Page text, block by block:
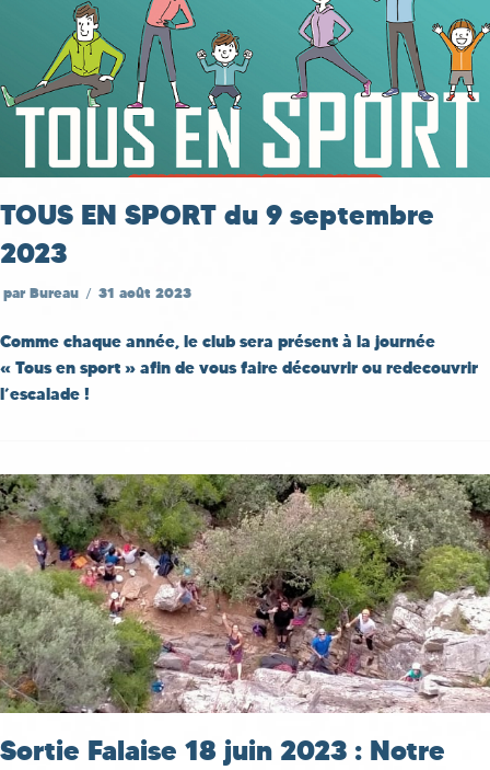
TOUS EN SPORT du 9 septembre
2023
par Bureau 31 août 2023
Comme chaque année, le club sera présent à la journée
« Tous en sport » afin de vous faire découvrir ou redecouvrir
l’escalade !
Sortie Falaise 18 juin 2023 : Notre